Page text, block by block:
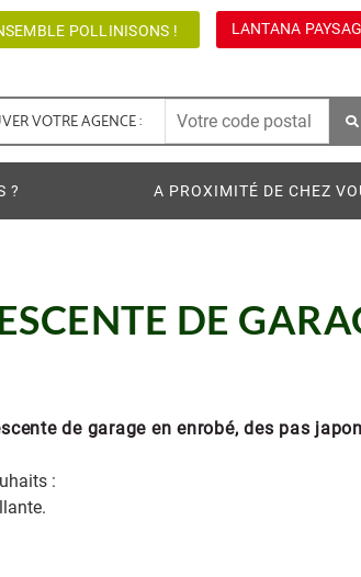
POLLINISONS ! LANTANA
VOTRE AGENCE :
? A PROXIMITÉ DE CHEZ
DE
de garage en enrobé, des pas
: